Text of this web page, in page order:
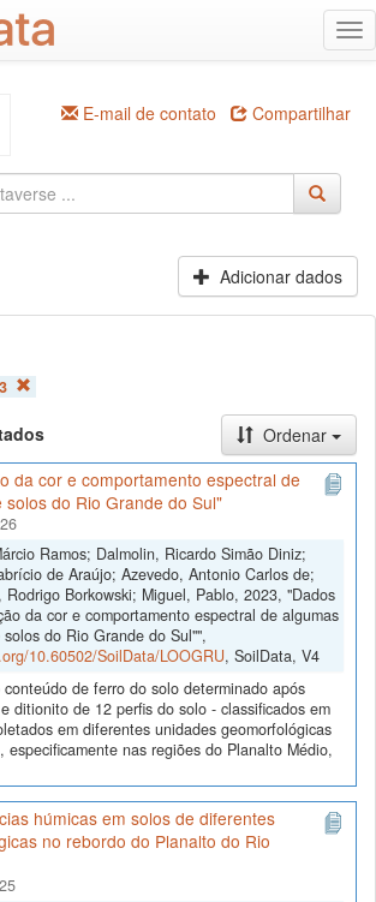
E-mail de contato Compartilhar
Adicionar dados
Ordenar
da cor e comportamento espectral de
do Rio Grande do Sul"
Ramos; Dalmolin, Ricardo Simão Diniz;
de Araújo; Azevedo, Antonio Carlos de;
Rodrigo Borkowski; Miguel, Pablo, 2023, "Dados
da cor e comportamento espectral de algumas
do Rio Grande do Sul"",
10.60502/SoilData/LOOGRU, SoilData, V4
de ferro do solo determinado após
ditionito de 12 perfis do solo - classificados em
em diferentes unidades geomorfológicas
especificamente nas regiões do Planalto Médio,
húmicas em solos de diferentes
no rebordo do Planalto do Rio